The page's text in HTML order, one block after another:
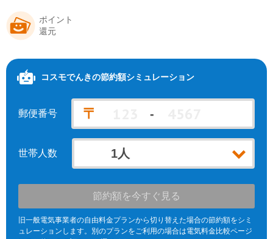
ポイント
還元
コスモでんきの節約額シミュレーション
郵便番号 〒 -
世帯人数
節約額を今すぐ見る
旧一般電気事業者の自由料金プランから切り替えた場合の節約額をシミ
ュレーションします。別のプランをご利用の場合は電気料金比較ページ